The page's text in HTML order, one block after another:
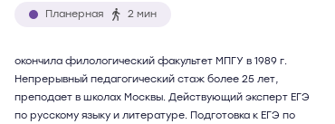
Планерная 2 мин
окончила филологический факультет МПГУ в 1989 г.
Непрерывный педагогический стаж более 25 лет,
преподает в школах Москвы. Действующий эксперт ЕГЭ
по русскому языку и литературе. Подготовка к ЕГЭ по